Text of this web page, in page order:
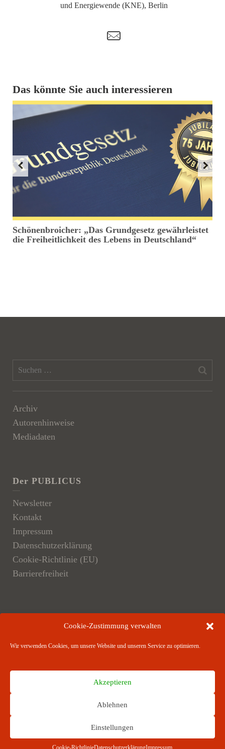
Cookie-Zustimmung verwalten
Wir verwenden Cookies, um unsere Website und unseren Service zu optimieren.
Akzeptieren
Ablehnen
Einstellungen
Cookie-RichtlinieDatenschutzerklärungImpressum
und Energiewende (KNE), Berlin
t
Das könnte Sie auch interessieren
Schönenbroicher: „Das Grundgesetz gewährleistet
die Freiheitlichkeit des Lebens in Deutschland“
Archiv
Autorenhinweise
Mediadaten
Der PUBLICUS
Newsletter
Kontakt
Impressum
Datenschutzerklärung
Cookie-Richtlinie (EU)
Barrierefreiheit
RICHARD BOORBERG VERLAG · Stuttgart ·
München · Hannover · Berlin ­· Weimar · Dresden